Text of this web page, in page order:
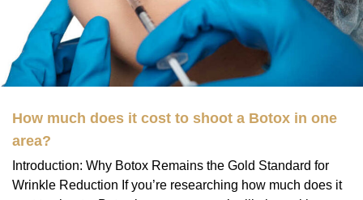
How much does it cost to shoot a Botox in one
area?
Introduction: Why Botox Remains the Gold Standard for
Wrinkle Reduction If you’re researching how much does it